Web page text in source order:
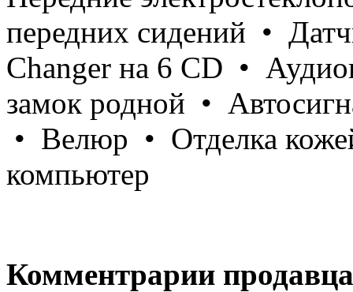
передних сидений •
Changer на 6 CD •
замок родной •
• Велюр • Отделка
компьютер
Комментрарии